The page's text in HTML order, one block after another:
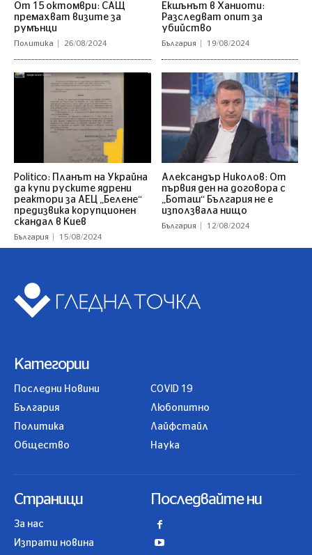
От 15 октомври: САЩ
премахват визите за
румънци
Политика 26/08/2024
Екшънът в Ханиоти:
Разследват опит за
убийство
България 19/08/2024
Politico: Планът на Украйна
да купи руските ядрени
реактори за АЕЦ „Белене“
предизвика корупционен
скандал в Киев
България 15/08/2024
Александър Николов: От
първия ден на договора с
„Боташ“ България не е
използвала нищо
България 12/08/2024
Категории
Последни Новини
България
Политика
Общество
COVID 19
Любопитно
Лайфстайл
Наука
Страници
За нас
Изпрати новина
Последвайте ни